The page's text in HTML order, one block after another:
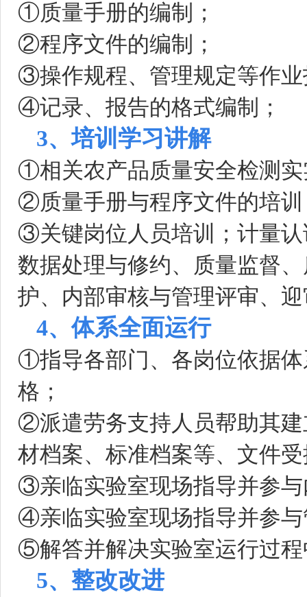
①质量手册的编制；
②程序文件的编制；
③操作规程、管理规定等作
④记录、报告的格式编制；
3、培训学习讲解
①相关农产品质量安全检测
②质量手册与程序文件的培训
③关键岗位人员培训；计量
数据处理与修约、质量监督
护、内部审核与管理评审、
4、体系全面运行
①指导各部门、各岗位依据
格；
②派遣劳务支持人员帮助其
材档案、标准档案等、文件
③亲临实验室现场指导并参
④亲临实验室现场指导并参
⑤解答并解决实验室运行过
5、整改改进